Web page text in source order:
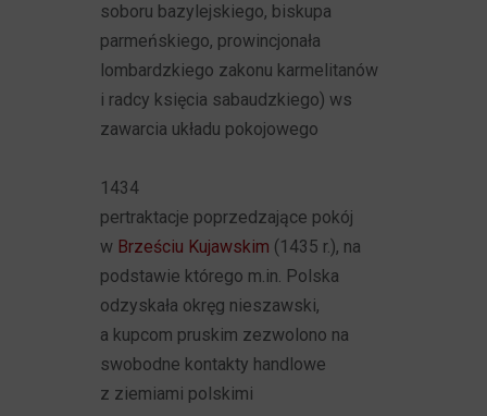
soboru bazylejskiego, biskupa
parmeńskiego, prowincjonała
lombardzkiego zakonu karmelitanów
i radcy księcia sabaudzkiego) ws
zawarcia układu pokojowego
1434
pertraktacje poprzedzające pokój
w Brześciu Kujawskim (1435 r.), na
podstawie którego m.in. Polska
odzyskała okręg nieszawski,
a kupcom pruskim zezwolono na
swobodne kontakty handlowe
z ziemiami polskimi